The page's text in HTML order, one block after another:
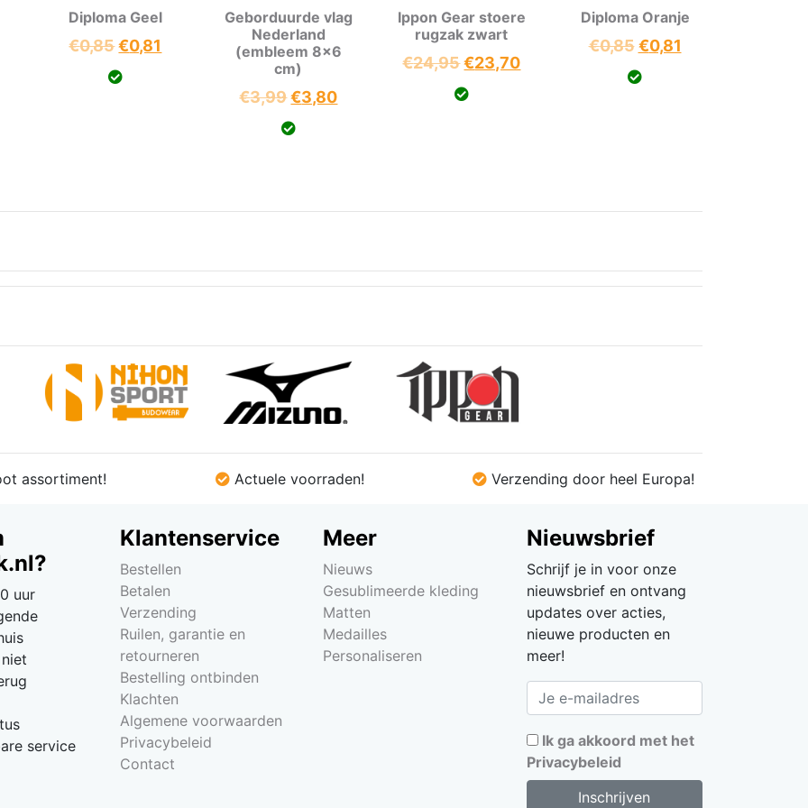
Diploma Geel
€0,85Oorspronkelijke
prijs
€0,81
Geborduurde vlag
Nederland
(embleem 8×6
cm)
€3,99Oorspronkelijke
prijs
€3,80Huidige
Ippon Gear stoere
rugzak zwart
€24,95Oorspronkelijke
prijs
€23,70Huidige
Diploma Oranje
€0,85 Oorspronkelijke
prijs
€0,81
assortiment! Actuele voorraden! Verzending door heel Europa!
uur
service
Klantenservice
Bestellen
Betalen
Verzending
Ruilen, garantie en
retourneren
Bestelling ontbinden
Klachten
Algemene voorwaarden
Privacybeleid
Contact
Meer
Nieuws
Gesublimeerde kleding
Matten
Medailles
Personaliseren
Nieuwsbrief
Schrijf je in voor onze
nieuwsbrief en ontvang
updates over acties,
nieuwe producten en
meer!
Ik ga akkoord met het
Privacybeleid